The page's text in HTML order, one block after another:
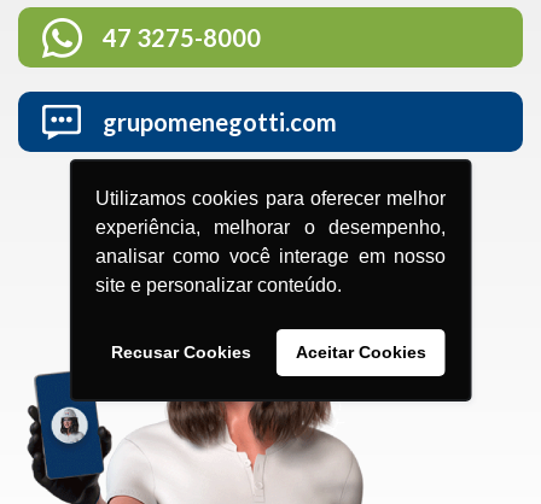
Utilizamos cookies para oferecer melhor
experiência, melhorar o desempenho,
analisar como você interage em nosso
site e personalizar conteúdo.
Recusar Cookies Aceitar Cookies
47 3275-8000
grupomenegotti.com